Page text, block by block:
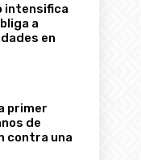
intensifica
a
en
primer
de
contra una